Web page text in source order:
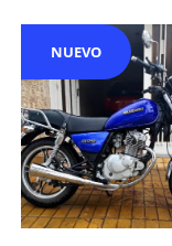
NUEVO